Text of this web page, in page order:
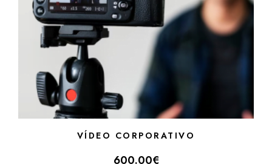
VÍDEO CORPORATIVO
600.00€